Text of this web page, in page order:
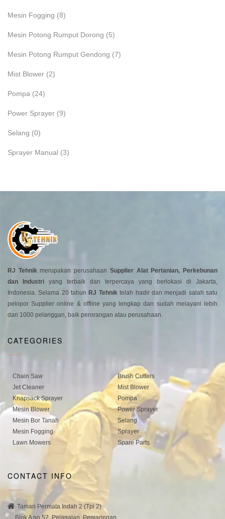
Mesin Fogging (8)
Mesin Potong Rumput Dorong (5)
Mesin Potong Rumput Gendong (7)
Mist Blower (2)
Pompa (24)
Power Sprayer (9)
Selang (0)
Sprayer Manual (3)
RJ Tehnikmerupakan perusahaan Supplier Alat Pertanian, Perkebunan
dan Industri yang terbaik dan terpercaya yang berlokasi di Jakarta,
Indonesia. Selama 20 tahun RJ Tehniktelah hadir dan menjadi salah satu
pelopor Supplier online & offline yang lengkap dan sudah melayani lebih
dari 1000 pelanggan, baik perorangan atau perusahaan.
CATEGORIES
Chain Saw
Jet Cleaner
Knapsack Sprayer
Mesin Blower
Mesin Bor Tanah
Mesin Fogging
Lawn Mowers
Brush Cutters
Mist Blower
Pompa
Power Sprayer
Selang
Sprayer
Spare Parts
CONTACT INFO
Taman Permata Indah 2 (Tpi 2)
Blok A no 52, Pejagalan, Penjaringan